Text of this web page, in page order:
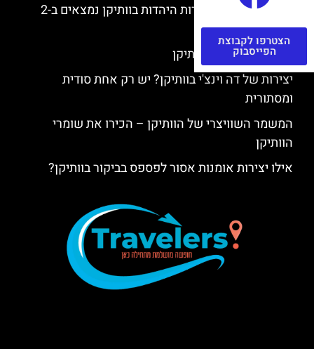
כתב יד ותיקן – אוצרות היהדות בוותיקן נמצאים ב-2
כתבי יד עתיקים
יצירות של רפאל בוותיקן
יצירות של דה וינצ'י בוותיקן? יש רק אחת סודית
ומסתורית
המשמר השוויצרי של הוותיקן – הכירו את שומרי
הוותיקן
אילו יצירות אומנות אסור לפספס בביקור בוותיקן?
הצטרפו לקבוצת
הפייסבוק